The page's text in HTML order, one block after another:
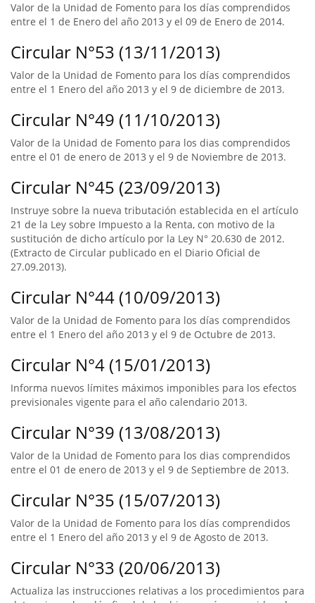
Valor de la Unidad de Fomento para los días comprendidos
entre el 1 de Enero del año 2013 y el 09 de Enero de 2014.
Circular N°53 (13/11/2013)
Valor de la Unidad de Fomento para los días comprendidos
entre el 1 Enero del año 2013 y el 9 de diciembre de 2013.
Circular N°49 (11/10/2013)
Valor de la Unidad de Fomento para los dias comprendidos
entre el 01 de enero de 2013 y el 9 de Noviembre de 2013.
Circular N°45 (23/09/2013)
Instruye sobre la nueva tributación establecida en el artículo
21 de la Ley sobre Impuesto a la Renta, con motivo de la
sustitución de dicho artículo por la Ley N° 20.630 de 2012.
(Extracto de Circular publicado en el Diario Oficial de
27.09.2013).
Circular N°44 (10/09/2013)
Valor de la Unidad de Fomento para los días comprendidos
entre el 1 Enero del año 2013 y el 9 de Octubre de 2013.
Circular N°4 (15/01/2013)
Informa nuevos límites máximos imponibles para los efectos
previsionales vigente para el año calendario 2013.
Circular N°39 (13/08/2013)
Valor de la Unidad de Fomento para los dias comprendidos
entre el 01 de enero de 2013 y el 9 de Septiembre de 2013.
Circular N°35 (15/07/2013)
Valor de la Unidad de Fomento para los días comprendidos
entre el 1 Enero del año 2013 y el 9 de Agosto de 2013.
Circular N°33 (20/06/2013)
Actualiza las instrucciones relativas a los procedimientos para